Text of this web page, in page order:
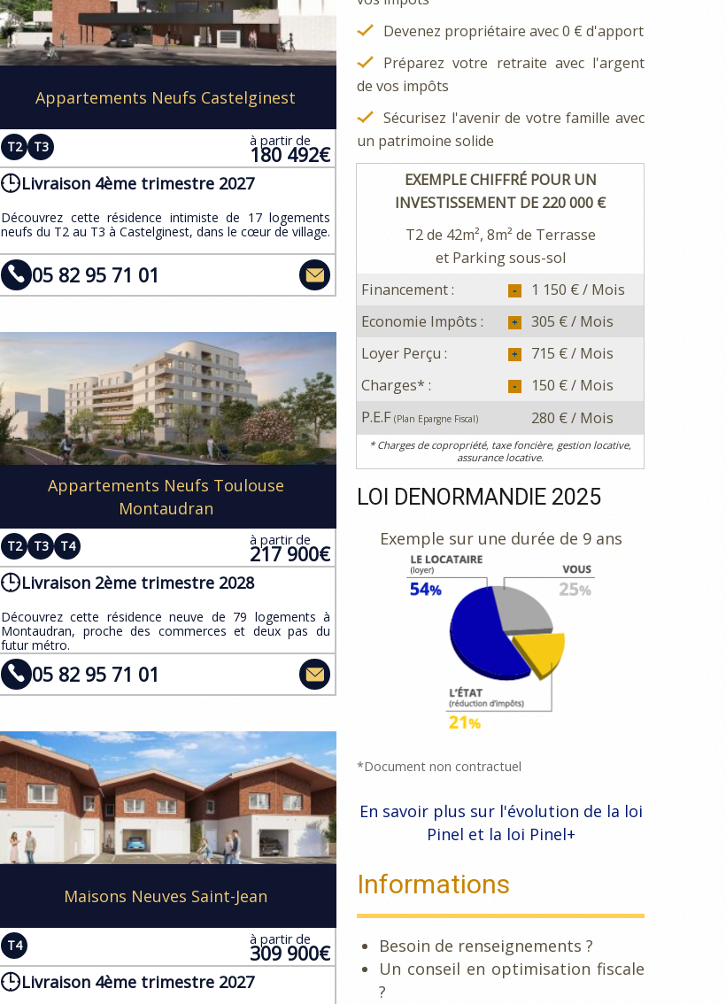
Appartements Neufs Castelginest
T2 T3 à partir de
180 492€
Livraison 4ème trimestre 2027
​Découvrez cette résidence intimiste de 17 logements
neufs du T2 au T3 à Castelginest, dans le cœur de village.
05 82 95 71 01
Appartements Neufs Toulouse
Montaudran
T2 T3 T4 à partir de
217 900€
Livraison 2ème trimestre 2028
​Découvrez cette résidence neuve de 79 logements à
Montaudran, proche des commerces et deux pas du
futur métro.
05 82 95 71 01
Maisons Neuves Saint-Jean
T4 à partir de
309 900€
Livraison 4ème trimestre 2027
Devenez propriétaire avec 0 € d'apport
Préparez votre retraite avec l'argent
de vos impôts
Sécurisez l'avenir de votre famille avec
un patrimoine solide
EXEMPLE CHIFFRÉ POUR UN
INVESTISSEMENT DE 220 000 €
T2 de 42m², 8m² de Terrasse
et Parking sous-sol
Financement :
1 150 € / Mois
Economie Impôts :
305 € / Mois
Loyer Perçu :
715 € / Mois
Charges* :
150 € / Mois
P.E.F (Plan Epargne Fiscal) 280 € / Mois
* Charges de copropriété, taxe foncière, gestion locative,
assurance locative.
LOI DENORMANDIE 2025
Exemple sur une durée de 9 ans
*Document non contractuel
En savoir plus sur l'évolution de la loi
Pinel et la loi Pinel+
Informations
Besoin de renseignements ?
Un conseil en optimisation fiscale
?